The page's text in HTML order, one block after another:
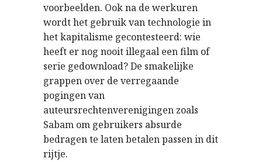
voorbeelden. Ook na de werkuren
wordt het gebruik van technologie in
het kapitalisme gecontesteerd: wie
heeft er nog nooit illegaal een film of
serie gedownload? De smakelijke
grappen over de verregaande
pogingen van
auteursrechtenverenigingen zoals
Sabam om gebruikers absurde
bedragen te laten betalen passen in dit
rijtje.